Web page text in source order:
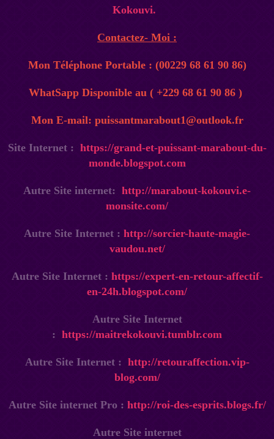
Kokouvi.
Contactez- Moi :
Mon Téléphone Portable : (00229 68 61 90 86)
WhatSapp Disponible au ( +229 68 61 90 86 )
Mon E-mail: puissantmarabout1@outlook.fr
Site Internet : https://grand-et-puissant-marabout-du-
monde.blogspot.com
Autre Site internet: http://marabout-kokouvi.e-
monsite.com/
Autre Site Internet : http://sorcier-haute-magie-
vaudou.net/
Autre Site Internet : https://expert-en-retour-affectif-
en-24h.blogspot.com/
Autre Site Internet
: https://maitrekokouvi.tumblr.com
Autre Site Internet : http://retouraffection.vip-
blog.com/
Autre Site internet Pro : http://roi-des-esprits.blogs.fr/
Autre Site internet